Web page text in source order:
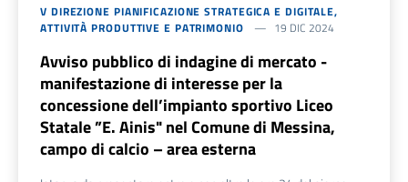
V DIREZIONE PIANIFICAZIONE STRATEGICA E DIGITALE,
ATTIVITÀ PRODUTTIVE E PATRIMONIO
19 DIC 2024
Avviso pubblico di indagine di mercato -
manifestazione di interesse per la
concessione dell’impianto sportivo Liceo
Statale ”E. Ainis" nel Comune di Messina,
campo di calcio – area esterna